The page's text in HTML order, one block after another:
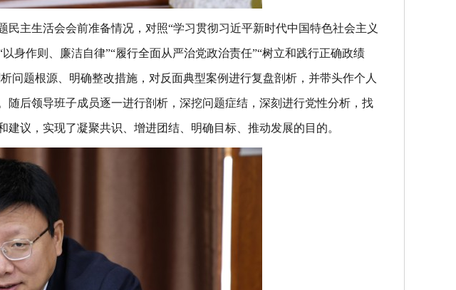
主生活会会前准备情况，对照“学习贯彻习近平新时代中国特色社会主义
身作则、廉洁自律”“履行全面从严治党政治责任”“树立和践行正确政绩
问题根源、明确整改措施，对反面典型案例进行复盘剖析，并带头作个人
后领导班子成员逐一进行剖析，深挖问题症结，深刻进行党性分析，找
议，实现了凝聚共识、增进团结、明确目标、推动发展的目的。